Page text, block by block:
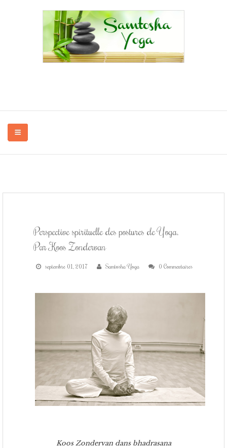
COURS DE YOGA
Perspective spirituelle des postures de Yoga.
Par Koos Zondervan
septembre 01, 2017 Samtosha Yoga 0 Commentaires
Koos Zondervan dans bhadrasana